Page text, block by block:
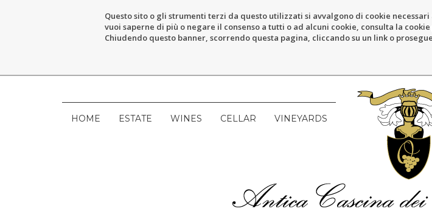
Questo sito o gli strumenti terzi da questo utilizzati si avvalgono di cookie
vuoi saperne di più o negare il consenso a tutti o ad alcuni cookie, consulta la
Chiudendo questo banner, scorrendo questa pagina, cliccando su un link o
HOME ESTATE WINES CELLAR VINEYARDS